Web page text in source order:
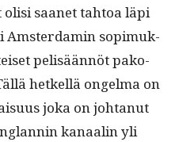
saanet tah­toa läpi
Ams­ter­damin sopimuk­
pelisään­nöt pako­
het­kel­lä ongel­ma on
joka on johtanut
kanaalin yli